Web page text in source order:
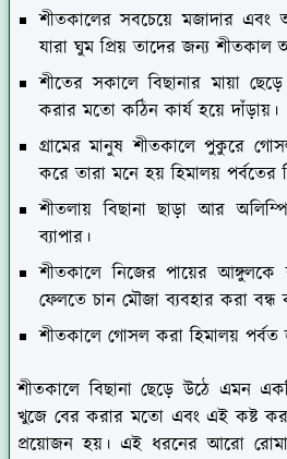
শীতকালের সবচেয়ে মজাদার এবং
যারা ঘুম প্রিয় তাদের জন্য শীতকাল
শীতের সকালে বিছানার মায়া
করার মতো কঠিন কার্য হয়ে দাঁড়ায়।
গ্রামের মানুষ শীতকালে পুকুরে
করে তারা মনে হয় হিমালয় পর্বতের
শীতলায় বিছানা ছাড়া আর
ব্যাপার।
শীতকালে নিজের পায়ের
ফেলতে চান মৌজা ব্যবহার করা বন্ধ
শীতকালে গোসল করা হিমালয়
শীতকালে বিছানা ছেড়ে উঠে এমন
খুজে বের করার মতো এবং এই কষ্ট
প্রয়োজন হয়। এই ধরনের আরো